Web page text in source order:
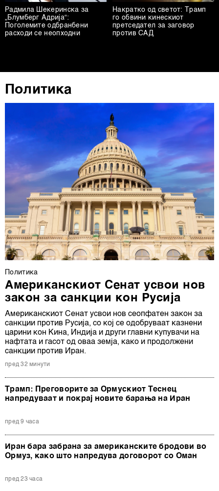
други слични технологии воПолитиката на
колачиња. Колачињата во кој било момент можете
повторно да ги ажурирате со клик на „Прикажи ги
Радмила Шекеринска за
„Блумберг Адрија“:
Поголемите одбранбени
расходи се неопходни
Накратко од светот: Трамп
го обвини кинескиот
претседател за заговор
против САД
Политика
Политика
Американскиот Сенат усвои нов
закон за санкции кон Русија
Американскиот Сенат усвои нов сеопфатен закон за
санкции против Русија, со кој се одобруваат казнени
царини кон Кина, Индија и други главни купувачи на
нафтата и гасот од оваа земја, како и продолжени
санкции против Иран.
пред 32 минути
Трамп: Преговорите за Ормускиот Теснец
напредуваат и покрај новите барања на Иран
пред 9 часа
Иран бара забрана за американските бродови во
Ормуз, како што напредува договорот со Оман
пред 23 часа